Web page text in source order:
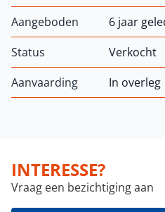
Aangeboden
6 jaar
Status
Verkocht
Aanvaarding
In overleg
INTERESSE?
Vraag een bezichtiging aan